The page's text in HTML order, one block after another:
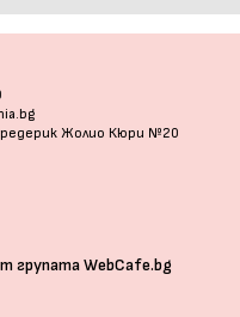
Жолио Кюри №20
групата WebCafe.bg